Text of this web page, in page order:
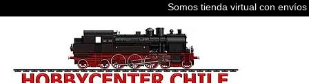
Somos tienda virtual con